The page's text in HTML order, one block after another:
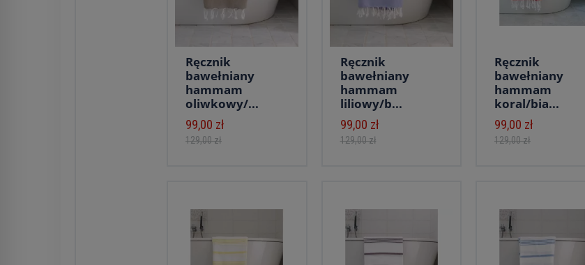
Ręcznik
bawełniany
hammam
oliwkowy/...
99,00 zł
129,00 zł
Ręcznik
bawełniany
hammam
liliowy/b...
99,00 zł
129,00 zł
Ręcznik
bawełniany
hammam
koral/bia...
99,00 zł
129,00 zł